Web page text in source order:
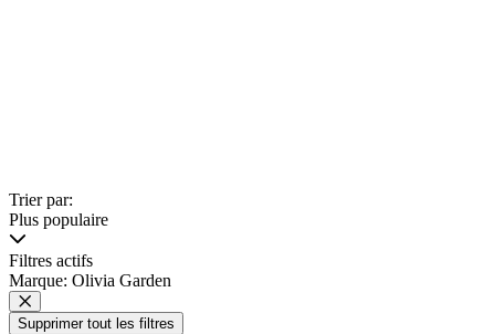
Trier par:
Plus populaire
Filtres actifs
Marque: Olivia Garden
Supprimer tout les filtres